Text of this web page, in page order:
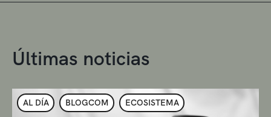
Últimas noticias
AL DÍA BLOGCOM ECOSISTEMA